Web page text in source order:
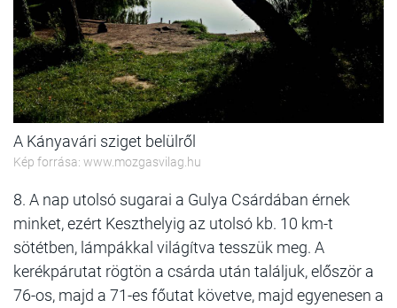
A Kányavári sziget belülről
Kép forrása: www.mozgasvilag.hu
8. A nap utolsó sugarai a Gulya Csárdában érnek
minket, ezért Keszthelyig az utolsó kb. 10 km-t
sötétben, lámpákkal világítva tesszük meg. A
kerékpárutat rögtön a csárda után találjuk, először a
76-os, majd a 71-es főutat követve, majd egyenesen a